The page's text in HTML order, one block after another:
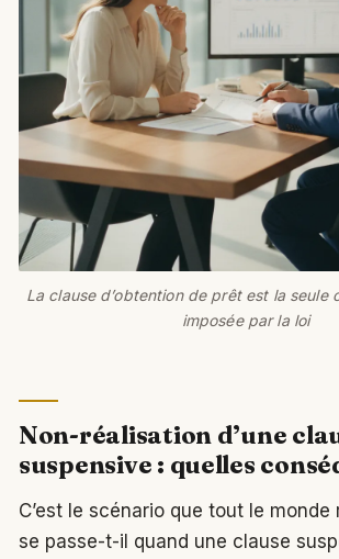
La clause d’obtention de prêt est la seule
imposée par la loi
Non-réalisation d’une
suspensive : quelles
C’est le scénario que tout le monde
se passe-t-il quand une clause